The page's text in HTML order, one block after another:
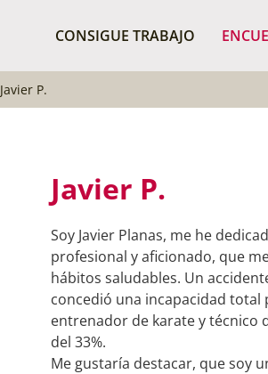
CONSIGUE TRABAJO
Javier P.
Javier P.
Soy Javier Planas, me he
profesional y aficionado, que
hábitos saludables. Un
concedió una incapacidad
entrenador de karate y técnico
del 33%.
Me gustaría destacar, que soy